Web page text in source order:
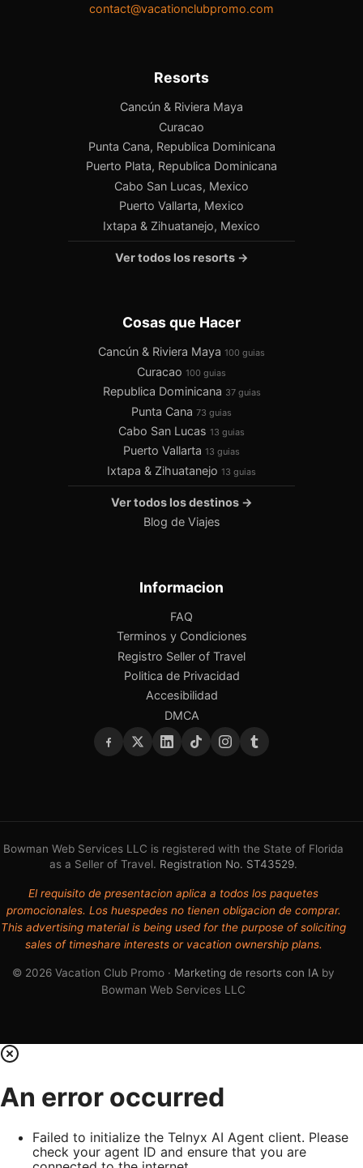
contact@vacationclubpromo.com
Resorts
Cancún & Riviera Maya
Curacao
Punta Cana, Republica Dominicana
Puerto Plata, Republica Dominicana
Cabo San Lucas, Mexico
Puerto Vallarta, Mexico
Ixtapa & Zihuatanejo, Mexico
Ver todos los resorts →
Cosas que Hacer
Cancún & Riviera Maya 100 guias
Curacao 100 guias
Republica Dominicana 37 guias
Punta Cana 73 guias
Cabo San Lucas 13 guias
Puerto Vallarta 13 guias
Ixtapa & Zihuatanejo 13 guias
Ver todos los destinos →
Blog de Viajes
Informacion
FAQ
Terminos y Condiciones
Registro Seller of Travel
Politica de Privacidad
Accesibilidad
DMCA
Bowman Web Services LLC is registered with the State of Florida
as a Seller of Travel. Registration No. ST43529.
El requisito de presentacion aplica a todos los paquetes
promocionales. Los huespedes no tienen obligacion de comprar.
This advertising material is being used for the purpose of soliciting
sales of timeshare interests or vacation ownership plans.
© 2026 Vacation Club Promo · Marketing de resorts con IA by
Bowman Web Services LLC